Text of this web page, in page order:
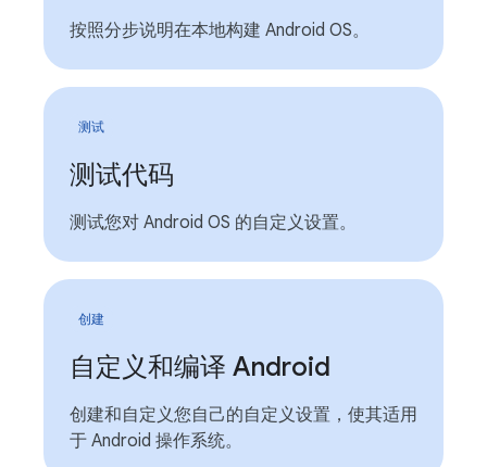
按照分步说明在本地构建 Android OS。
测试
测试代码
测试您对 Android OS 的自定义设置。
创建
自定义和编译 Android
创建和自定义您自己的自定义设置，使其适用
于 Android 操作系统。